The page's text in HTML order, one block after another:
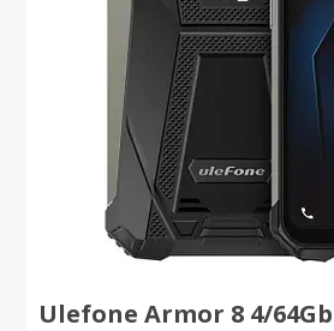
Ulefone Armor 8 4/